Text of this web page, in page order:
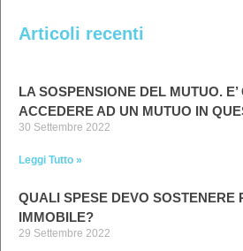
Articoli recenti
LA SOSPENSIONE DEL MUTUO.
ACCEDERE AD UN MUTUO IN
30 Settembre 2022
Leggi Tutto »
QUALI SPESE DEVO SOSTENERE
IMMOBILE?
29 Settembre 2022